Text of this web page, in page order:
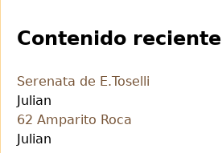
Contenido reciente
Serenata de E.Toselli
Julian
62 Amparito Roca
Julian